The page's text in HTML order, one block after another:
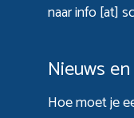
naar info [at]
Nieuws
Hoe moet je